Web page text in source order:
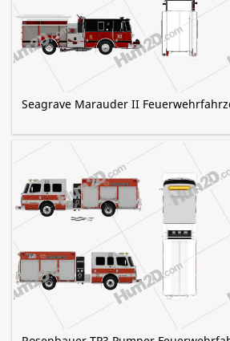
Seagrave Marauder II